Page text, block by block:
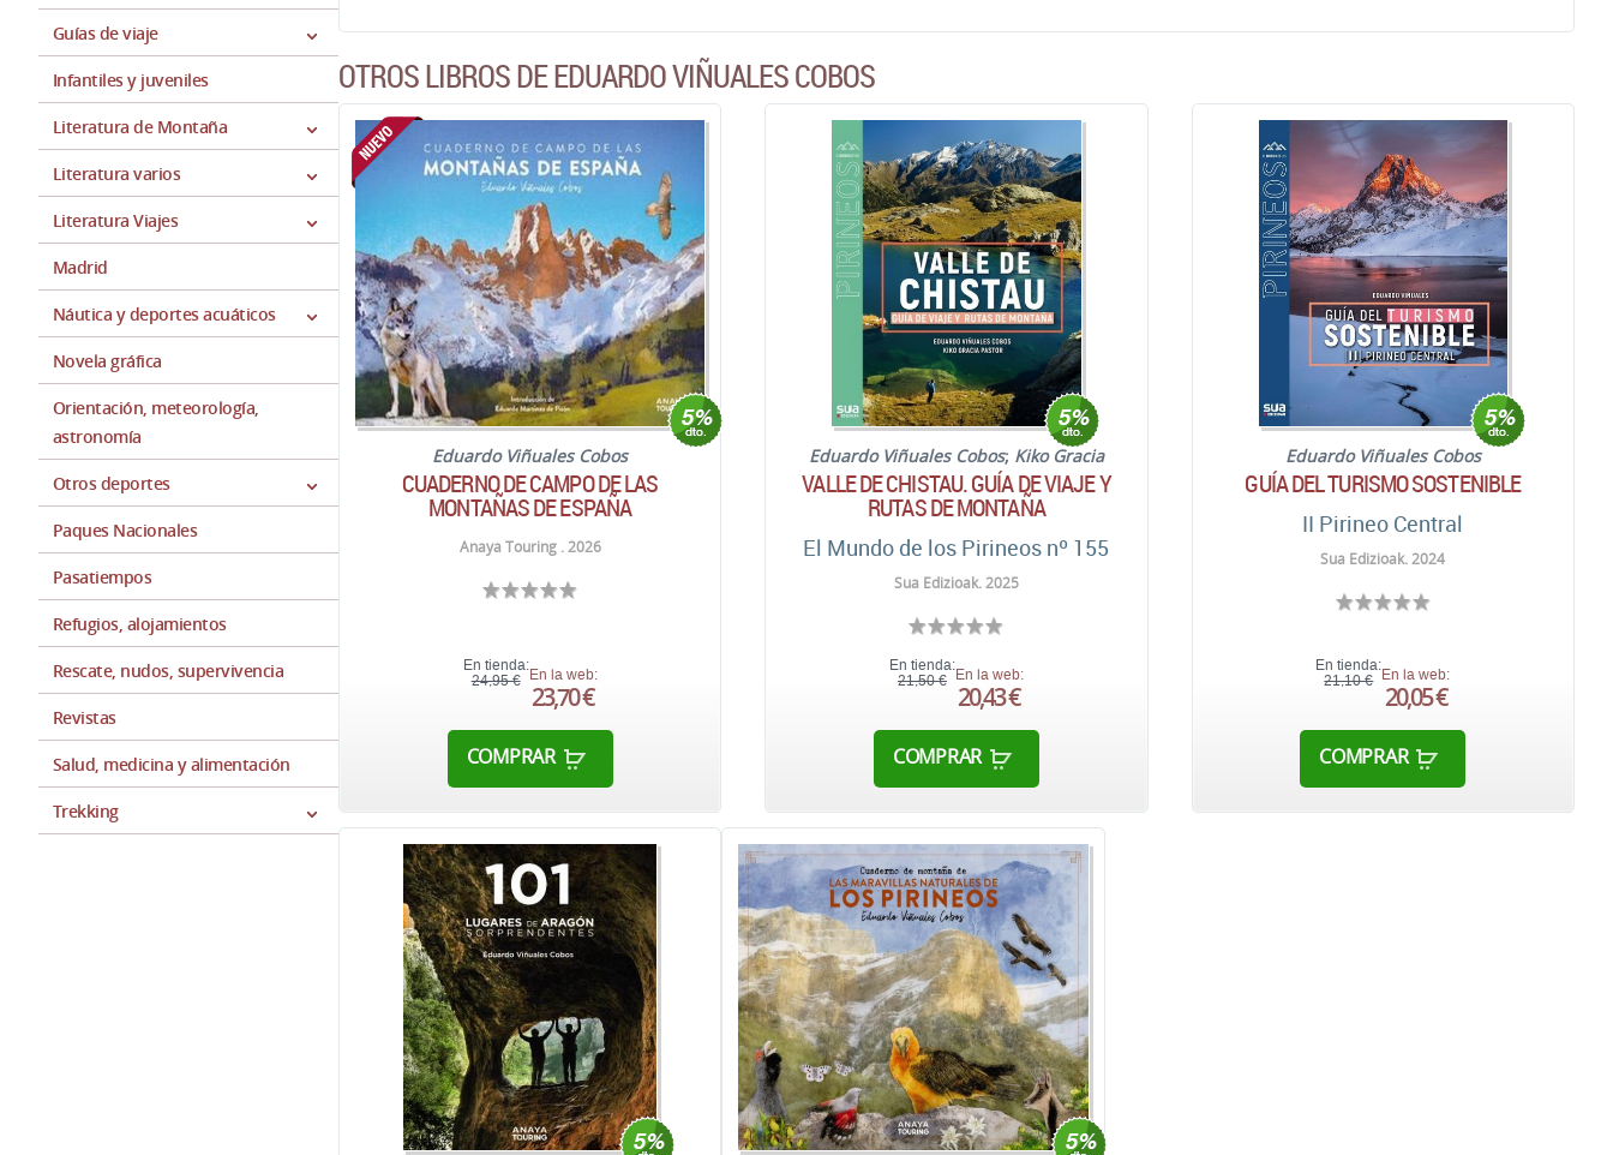
Guías de viaje
Infantiles y juveniles
Literatura de Montaña
Literatura varios
Literatura Viajes
Madrid
Náutica y deportes acuáticos
Novela gráfica
Orientación, meteorología,
astronomía
Otros deportes
Paques Nacionales
Pasatiempos
Refugios, alojamientos
Rescate, nudos, supervivencia
Revistas
Salud, medicina y alimentación
Trekking
OTROS LIBROS DE EDUARDO VIÑUALES COBOS
Eduardo Viñuales Cobos
CUADERNO DE CAMPO DE LAS
MONTAÑAS DE ESPAÑA
Anaya Touring . 2026
En tienda:
24,95 € En la web:
23,70 €
COMPRAR
Eduardo Viñuales Cobos; Kiko Gracia
VALLE DE CHISTAU. GUÍA DE VIAJE Y
RUTAS DE MONTAÑA
El Mundo de los Pirineos nº 155
Sua Edizioak. 2025
En tienda:
21,50 € En la web:
20,43 €
COMPRAR
Eduardo Viñuales Cobos
GUÍA DEL TURISMO SOSTENIBLE
II Pirineo Central
Sua Edizioak. 2024
En tienda:
21,10 €
En la web:
20,05 €
COMPRAR